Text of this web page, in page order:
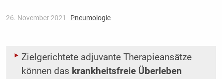
26. November 2021 Pneumologie
Zielgerichtete adjuvante Therapieansätze
können das krankheitsfreie Überleben